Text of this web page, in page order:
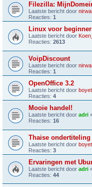
Filezilla:
Laatste bericht door
Reacties: 1
Linux voor
Laatste bericht door
Reacties: 2613
VoipDiscount
Laatste bericht door
Reacties: 1
OpenOffice 3.2
Laatste bericht door
Reacties: 4
Mooie handel!
Laatste bericht door adri
Reacties: 16
Thaise ondertiteling
Laatste bericht door
Reacties: 3
Ervaringen met
Laatste bericht door adri
Reacties: 44